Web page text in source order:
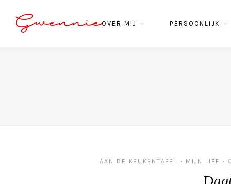
GwennieOVER MIJ PERSOONLIJK
AAN DE KEUKENTAFEL • MIJN LIEF •